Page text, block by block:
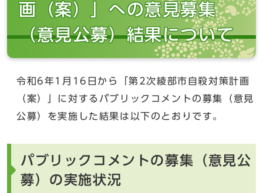
画（案）」への意見募集
（意見公募）結果について
令和6年1月16日から「第2次綾部市自殺対策計画
（案）」に対するパブリックコメントの募集（意見
公募）を実施した結果は以下のとおりです。
パブリックコメントの募集（意見公
募）の実施状況